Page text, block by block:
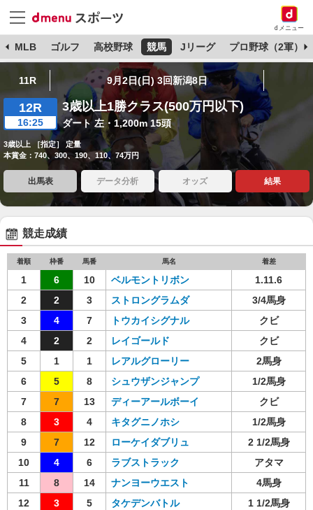
dメニュー
MLB ゴルフ 高校野球 競馬 Jリーグ プロ野球（2軍）
11R 9月2日(日) 3回新潟8日
12R
16:25
3歳以上1勝クラス(500万円以下)
ダート 左・1,200m 15頭
3歳以上 ［指定］ 定量
本賞金：740、300、190、110、74万円
出馬表 データ分析 オッズ 結果
競走成績
着順 枠番 馬番 馬名 着差
1 6 10 ベルモントリボン
1.11.6
2
2 3 ストロングラムダ
3/4馬身
3
4 7 トウカイシグナル
クビ
4
2 2 レイゴールド
クビ
5
1 1 レアルグローリー
2馬身
6
5 8 シュウザンジャンプ
1/2馬身
7
7 13 ディーアールボーイ
クビ
8
3 4 キタグニノホシ
1/2馬身
9
7 12 ローケイダブリュ
2 1/2馬身
10
4 6 ラブストラック
アタマ
11
8 14 ナンヨーウエスト
4馬身
12
3 5 タケデンバトル
1 1/2馬身